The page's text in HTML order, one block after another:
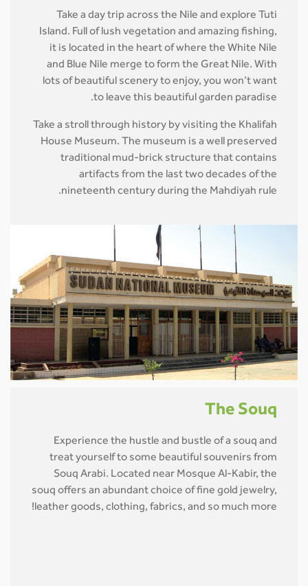
Take a day trip across the Nile and explore Tuti
Island. Full of lush vegetation and amazing fishing,
it is located in the heart of where the White Nile
and Blue Nile merge to form the Great Nile. With
lots of beautiful scenery to enjoy, you won’t want
to leave this beautiful garden paradise.
Take a stroll through history by visiting the Khalifah
House Museum. The museum is a well preserved
traditional mud-brick structure that contains
artifacts from the last two decades of the
nineteenth century during the Mahdiyah rule.
The Souq
Experience the hustle and bustle of a souq and
treat yourself to some beautiful souvenirs from
Souq Arabi. Located near Mosque Al-Kabir, the
souq offers an abundant choice of fine gold jewelry,
leather goods, clothing, fabrics, and so much more!